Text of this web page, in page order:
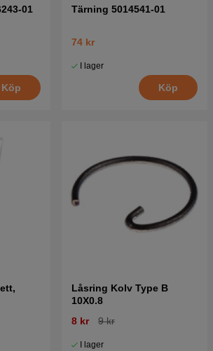
01
Köp
Tärning 5014541-01
74 kr
I lager
Köp
Låsring Kolv Type B
10X0.8
8 kr
9 kr
I lager